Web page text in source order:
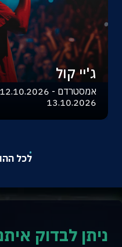
ג'יי קול
13.10.2026
לכל
ניתן לבדוק